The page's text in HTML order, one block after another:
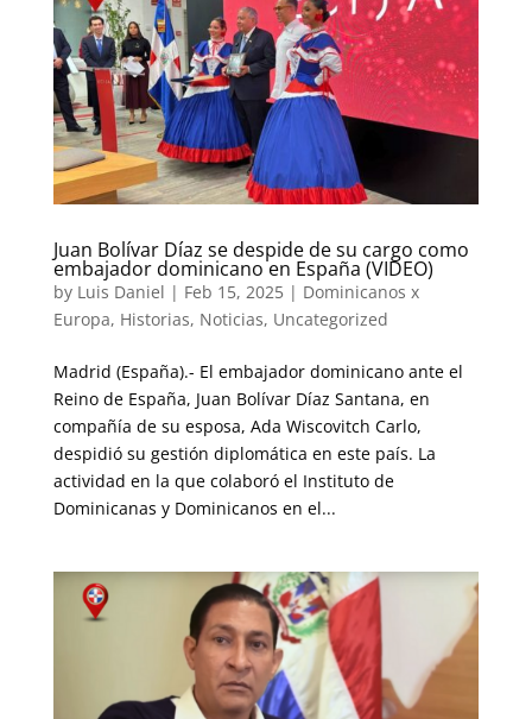
Juan Bolívar Díaz se despide de su cargo como
embajador dominicano en España (VIDEO)
by Luis Daniel | Feb 15, 2025| Dominicanos x
Europa, Historias, Noticias, Uncategorized
Madrid (España).- El embajador dominicano ante el
Reino de España, Juan Bolívar Díaz Santana, en
compañía de su esposa, Ada Wiscovitch Carlo,
despidió su gestión diplomática en este país. La
actividad en la que colaboró el Instituto de
Dominicanas y Dominicanos en el...